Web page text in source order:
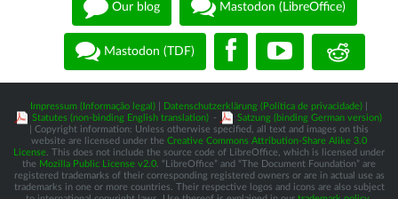
Our blog Mastodon (LibreOffice)
Mastodon (TDF)
Impressum (Informação legal) Datenschutzerklärung (Política de privacidade)
Statutes (non-binding English translation) -
Satzung (binding German version)
| Copyright information: Unless otherwise specified, all text and images on this
website are licensed under the Creative Commons Attribution-Share Alike 3.0
License . This does not include the source code of LibreOffice, which is licensed under
the Mozilla Public License v2.0 . “LibreOffice” and “The Document Foundation” are
registered trademarks of their corresponding registered owners or are in actual use as
trademarks in one or more countries. Their respective logos and icons are also subject